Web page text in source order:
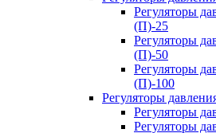
Регуляторы
(П)-25
Регуляторы
(П)-50
Регуляторы
(П)-100
Регуляторы
Регуляторы
Регуляторы